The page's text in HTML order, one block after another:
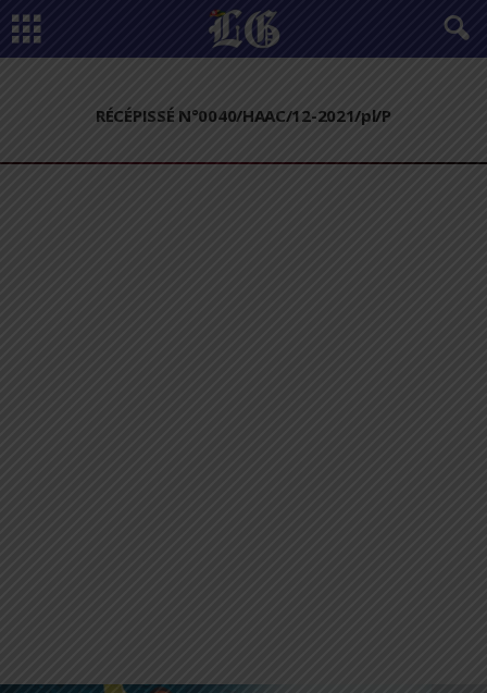
RÉCÉPISSÉ N°0040/HAAC/12-2021/pl/P